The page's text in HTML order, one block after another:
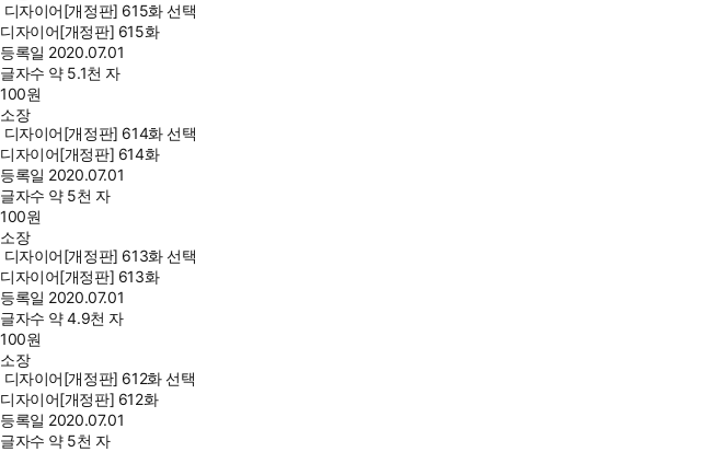
디자이어[개정판] 615화 선택
디자이어[개정판] 615화
등록일 2020.07.01
글자수 약 5.1천 자
100원
소장
디자이어[개정판] 614화 선택
디자이어[개정판] 614화
등록일 2020.07.01
글자수 약 5천 자
100원
소장
디자이어[개정판] 613화 선택
디자이어[개정판] 613화
등록일 2020.07.01
글자수 약 4.9천 자
100원
소장
디자이어[개정판] 612화 선택
디자이어[개정판] 612화
등록일 2020.07.01
글자수 약 5천 자